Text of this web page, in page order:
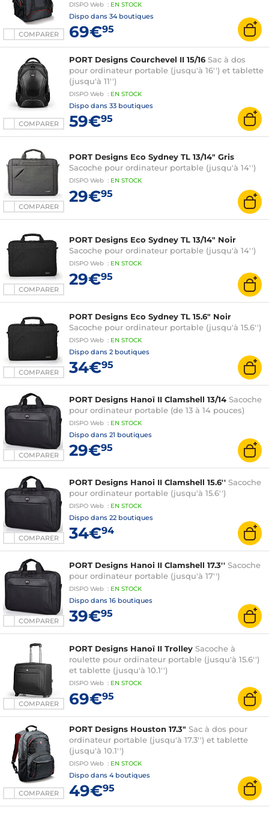
COMPARER
DISPO Web : EN STOCK
Dispo dans 34 boutiques
69€95
COMPARER
PORT Designs Courchevel II 15/16 Sac à dos
pour ordinateur portable (jusqu'à 16'') et tablette
(jusqu'à 11'')
DISPO Web : EN STOCK
Dispo dans 33 boutiques
59€95
COMPARER
PORT Designs Eco Sydney TL 13/14" Gris
Sacoche pour ordinateur portable (jusqu'à 14'')
DISPO Web : EN STOCK
29€95
COMPARER
PORT Designs Eco Sydney TL 13/14" Noir
Sacoche pour ordinateur portable (jusqu'à 14'')
DISPO Web : EN STOCK
29€95
COMPARER
PORT Designs Eco Sydney TL 15.6" Noir
Sacoche pour ordinateur portable (jusqu'à 15.6'')
DISPO Web : EN STOCK
Dispo dans 2 boutiques
34€95
COMPARER
PORT Designs Hanoï II Clamshell 13/14 Sacoche
pour ordinateur portable (de 13 à 14 pouces)
DISPO Web : EN STOCK
Dispo dans 21 boutiques
29€95
COMPARER
PORT Designs Hanoi II Clamshell 15.6'' Sacoche
pour ordinateur portable (jusqu'à 15.6'')
DISPO Web : EN STOCK
Dispo dans 22 boutiques
34€94
COMPARER
PORT Designs Hanoi II Clamshell 17.3'' Sacoche
pour ordinateur portable (jusqu'à 17'')
DISPO Web : EN STOCK
Dispo dans 16 boutiques
39€95
COMPARER
PORT Designs Hanoï II Trolley Sacoche à
roulette pour ordinateur portable (jusqu'à 15.6'')
et tablette (jusqu'à 10.1'')
DISPO Web : EN STOCK
69€95
COMPARER
PORT Designs Houston 17.3" Sac à dos pour
ordinateur portable (jusqu'à 17.3'') et tablette
(jusqu'à 10.1'')
DISPO Web : EN STOCK
Dispo dans 4 boutiques
49€95